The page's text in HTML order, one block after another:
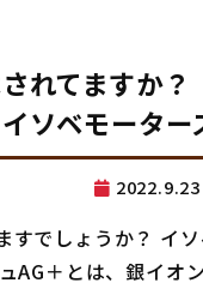
れてますか
ソベモーター
すでしょうか？ イ
AG＋とは、銀イ